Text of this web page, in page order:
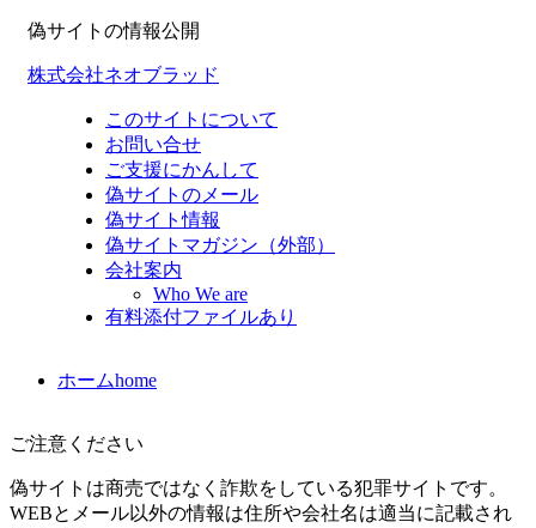
偽サイトの情報公開
株式会社ネオブラッド
このサイトについて
お問い合せ
ご支援にかんして
偽サイトのメール
偽サイト情報
偽サイトマガジン（外部）
会社案内
Who We are
有料添付ファイルあり
ホームhome
ご注意ください
偽サイトは商売ではなく詐欺をしている犯罪サイトです。
WEBとメール以外の情報は住所や会社名は適当に記載され